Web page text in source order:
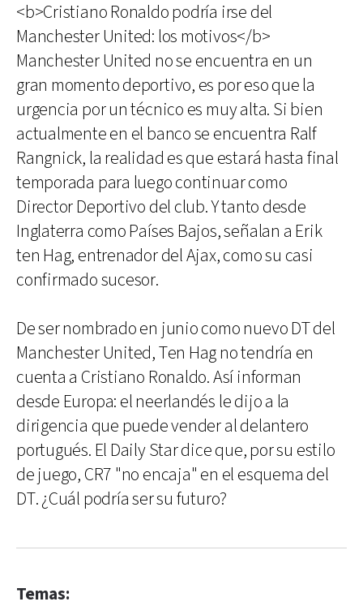
<b>Cristiano Ronaldo podría irse del
Manchester United: los motivos</b>
Manchester United no se encuentra en un
gran momento deportivo, es por eso que la
urgencia por un técnico es muy alta. Si bien
actualmente en el banco se encuentra Ralf
Rangnick, la realidad es que estará hasta final
temporada para luego continuar como
Director Deportivo del club. Y tanto desde
Inglaterra como Países Bajos, señalan a Erik
ten Hag, entrenador del Ajax, como su casi
confirmado sucesor.
De ser nombrado en junio como nuevo DT del
Manchester United, Ten Hag no tendría en
cuenta a Cristiano Ronaldo. Así informan
desde Europa: el neerlandés le dijo a la
dirigencia que puede vender al delantero
portugués. El Daily Star dice que, por su estilo
de juego, CR7 "no encaja" en el esquema del
DT. ¿Cuál podría ser su futuro?
Temas: